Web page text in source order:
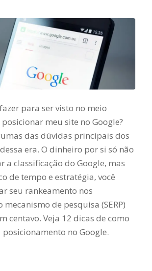
para ser visto no meio
meu site no Google?
das dúvidas principais dos
era. O dinheiro por si só não
a classificação do Google, mas
de tempo e estratégia, você
seu rankeamento nos
de pesquisa (SERP)
centavo. Veja 12 dicas de como
no Google.